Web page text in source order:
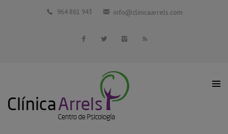
Blog
964 861 943 info@clinicaarrels.com